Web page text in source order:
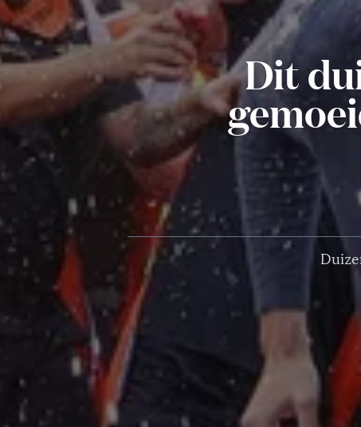
Dit